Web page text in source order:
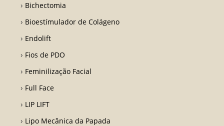
Bichectomia
Bioestímulador de Colágeno
Endolift
Fios de PDO
Feminilização Facial
Full Face
LIP LIFT
Lipo Mecânica da Papada